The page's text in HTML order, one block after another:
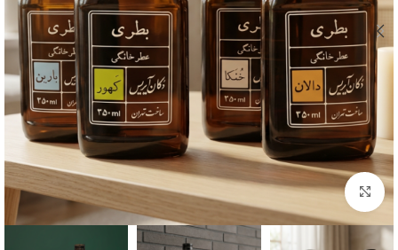
بزرگنمایی تصویر